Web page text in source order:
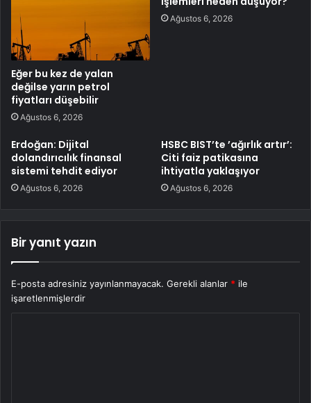
Eğer bu kez de yalan
değilse yarın petrol
fiyatları düşebilir
Ağustos 6, 2026
Ağustos 6, 2026
Erdoğan: Dijital
dolandırıcılık finansal
sistemi tehdit ediyor
Ağustos 6, 2026
HSBC BIST’te ’ağırlık artır’:
Citi faiz patikasına
ihtiyatla yaklaşıyor
Ağustos 6, 2026
Bir yanıt yazın
E-posta adresiniz yayınlanmayacak. Gerekli alanlar * ile
işaretlenmişlerdir